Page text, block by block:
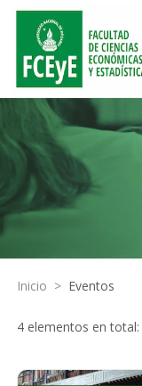
Inicio > Eventos
4 elementos en total: